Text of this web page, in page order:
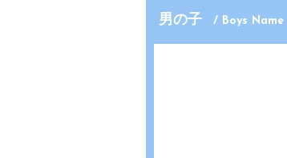
男の子 / Boys Name